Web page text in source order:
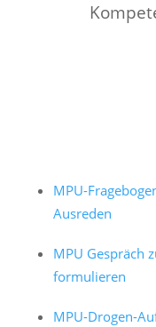
MPU-
Ausreden
MPU Gespräch
formulieren
MPU-Drogen-